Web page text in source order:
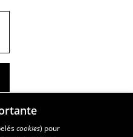
cookies) pour